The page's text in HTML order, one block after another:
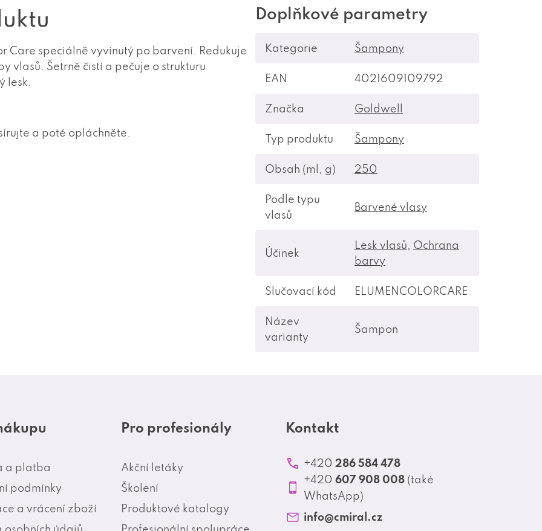
Care speciálně vyvinutý po barvení. Redukuje
vlasů. Šetrně čistí a pečuje o strukturu
lesk.
a poté opláchněte.
Doplňkové parametry
Kategorie Šampony
EAN 4021609109792
Značka Goldwell
Typ produktu Šampony
Obsah (ml, g) 250
Podle typu
vlasů
Barvené vlasy
Účinek
Lesk vlasů, Ochrana
barvy
Slučovací kód ELUMENCOLORCARE
Název
varianty
Šampon
a platba
podmínky
a vrácení zboží
Pro profesionály
Akční letáky
Školení
Produktové katalogy
Kontakt
+420 286 584 478
+420 607 908 008 (také
WhatsApp)
info@cmiral.cz